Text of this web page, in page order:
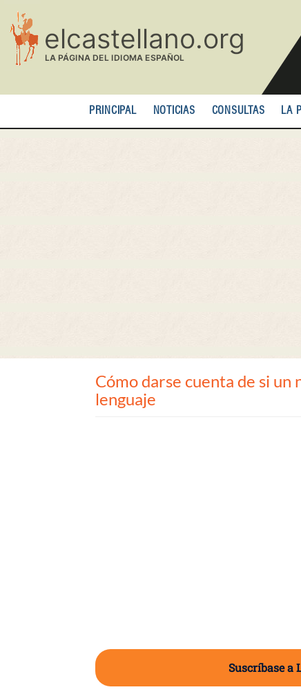
contenido
principal
PRINCIPAL NOTICIAS CONSULTAS LA
Cómo darse cuenta de si
lenguaje
Suscríbase a